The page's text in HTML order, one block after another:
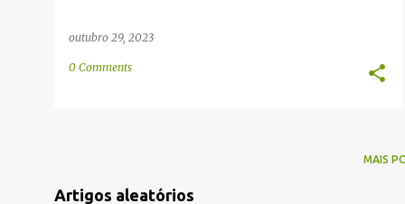
outubro 29, 2023
0 Comments
MAIS
Artigos aleatórios